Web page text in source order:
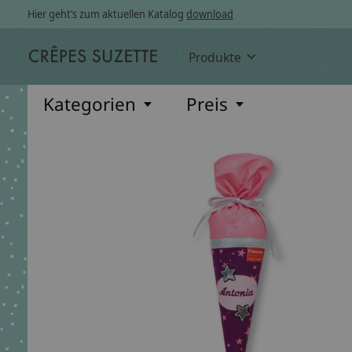
Hier geht’s zum aktuellen Katalog download
Produkte
Kategorien Preis